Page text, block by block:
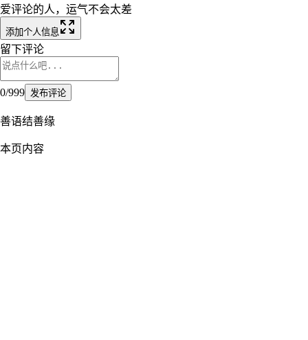
爱评论的人，运气不会太差
添加个人信息
留下评论
0/999 发布评论
善语结善缘
本页内容